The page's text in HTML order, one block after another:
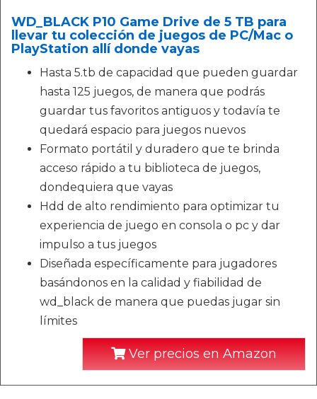
WD_BLACK P10 Game Drive de 5 TB para
llevar tu colección de juegos de PC/Mac o
PlayStation allí donde vayas
Hasta 5.tb de capacidad que pueden guardar
hasta 125 juegos, de manera que podrás
guardar tus favoritos antiguos y todavía te
quedará espacio para juegos nuevos
Formato portátil y duradero que te brinda
acceso rápido a tu biblioteca de juegos,
dondequiera que vayas
Hdd de alto rendimiento para optimizar tu
experiencia de juego en consola o pc y dar
impulso a tus juegos
Diseñada específicamente para jugadores
basándonos en la calidad y fiabilidad de
wd_black de manera que puedas jugar sin
límites
Ver precios en Amazon